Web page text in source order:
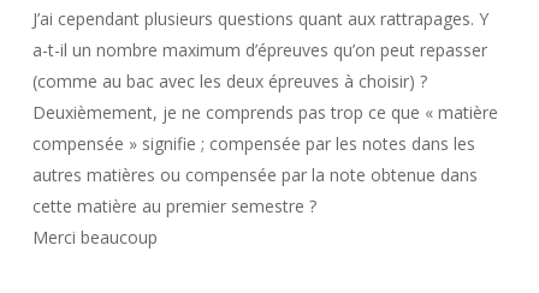
J’ai cependant plusieurs questions quant aux rattrapages. Y
a-t-il un nombre maximum d’épreuves qu’on peut repasser
(comme au bac avec les deux épreuves à choisir) ?
Deuxièmement, je ne comprends pas trop ce que « matière
compensée » signifie ; compensée par les notes dans les
autres matières ou compensée par la note obtenue dans
cette matière au premier semestre ?
Merci beaucoup